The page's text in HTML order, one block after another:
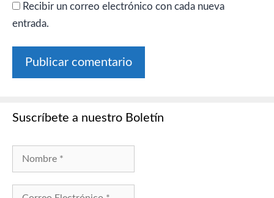
Recibir un correo electrónico con cada nueva
entrada.
Suscríbete a nuestro Boletín